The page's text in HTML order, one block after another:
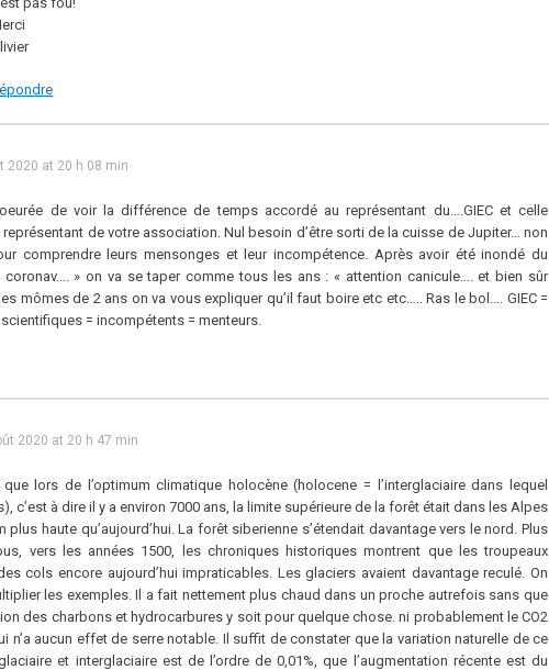
2020 at 20 h 08 min
de voir la différence de temps accordé au représentant du….GIEC et celle
représentant de votre association. Nul besoin d’être sorti de la cuisse de Jupiter… non
comprendre leurs mensonges et leur incompétence. Après avoir été inondé du
coronav…. » on va se taper comme tous les ans : « attention canicule…. et bien sûr
mômes de 2 ans on va vous expliquer qu’il faut boire etc etc….. Ras le bol…. GIEC =
scientifiques = incompétents = menteurs.
2020 at 20 h 47 min
lors de l’optimum climatique holocène (holocene = l’interglaciaire dans lequel
c’est à dire il y a environ 7000 ans, la limite supérieure de la forêt était dans les Alpes
plus haute qu’aujourd’hui. La forêt siberienne s’étendait davantage vers le nord. Plus
vers les années 1500, les chroniques historiques montrent que les troupeaux
cols encore aujourd’hui impraticables. Les glaciers avaient davantage reculé. On
les exemples. Il a fait nettement plus chaud dans un proche autrefois sans que
des charbons et hydrocarbures y soit pour quelque chose. ni probablement le CO2
n’a aucun effet de serre notable. Il suffit de constater que la variation naturelle de ce
et interglaciaire est de l’ordre de 0,01%, que l’augmentation récente est du